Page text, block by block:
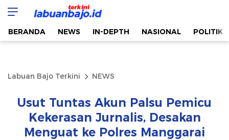
Labuan Bajo Terkini
Aktual & Berimbang
BERANDA NEWS IN-DEPTH NASIONAL POLITIK
Labuan Bajo Terkini NEWS
Usut Tuntas Akun Palsu Pemicu
Kekerasan Jurnalis, Desakan
Menguat ke Polres Manggarai